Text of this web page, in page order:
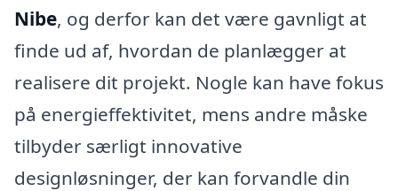
Nibe, og derfor kan det være gavnligt at
finde ud af, hvordan de planlægger at
realisere dit projekt. Nogle kan have fokus
på energieffektivitet, mens andre måske
tilbyder særligt innovative
designløsninger, der kan forvandle din